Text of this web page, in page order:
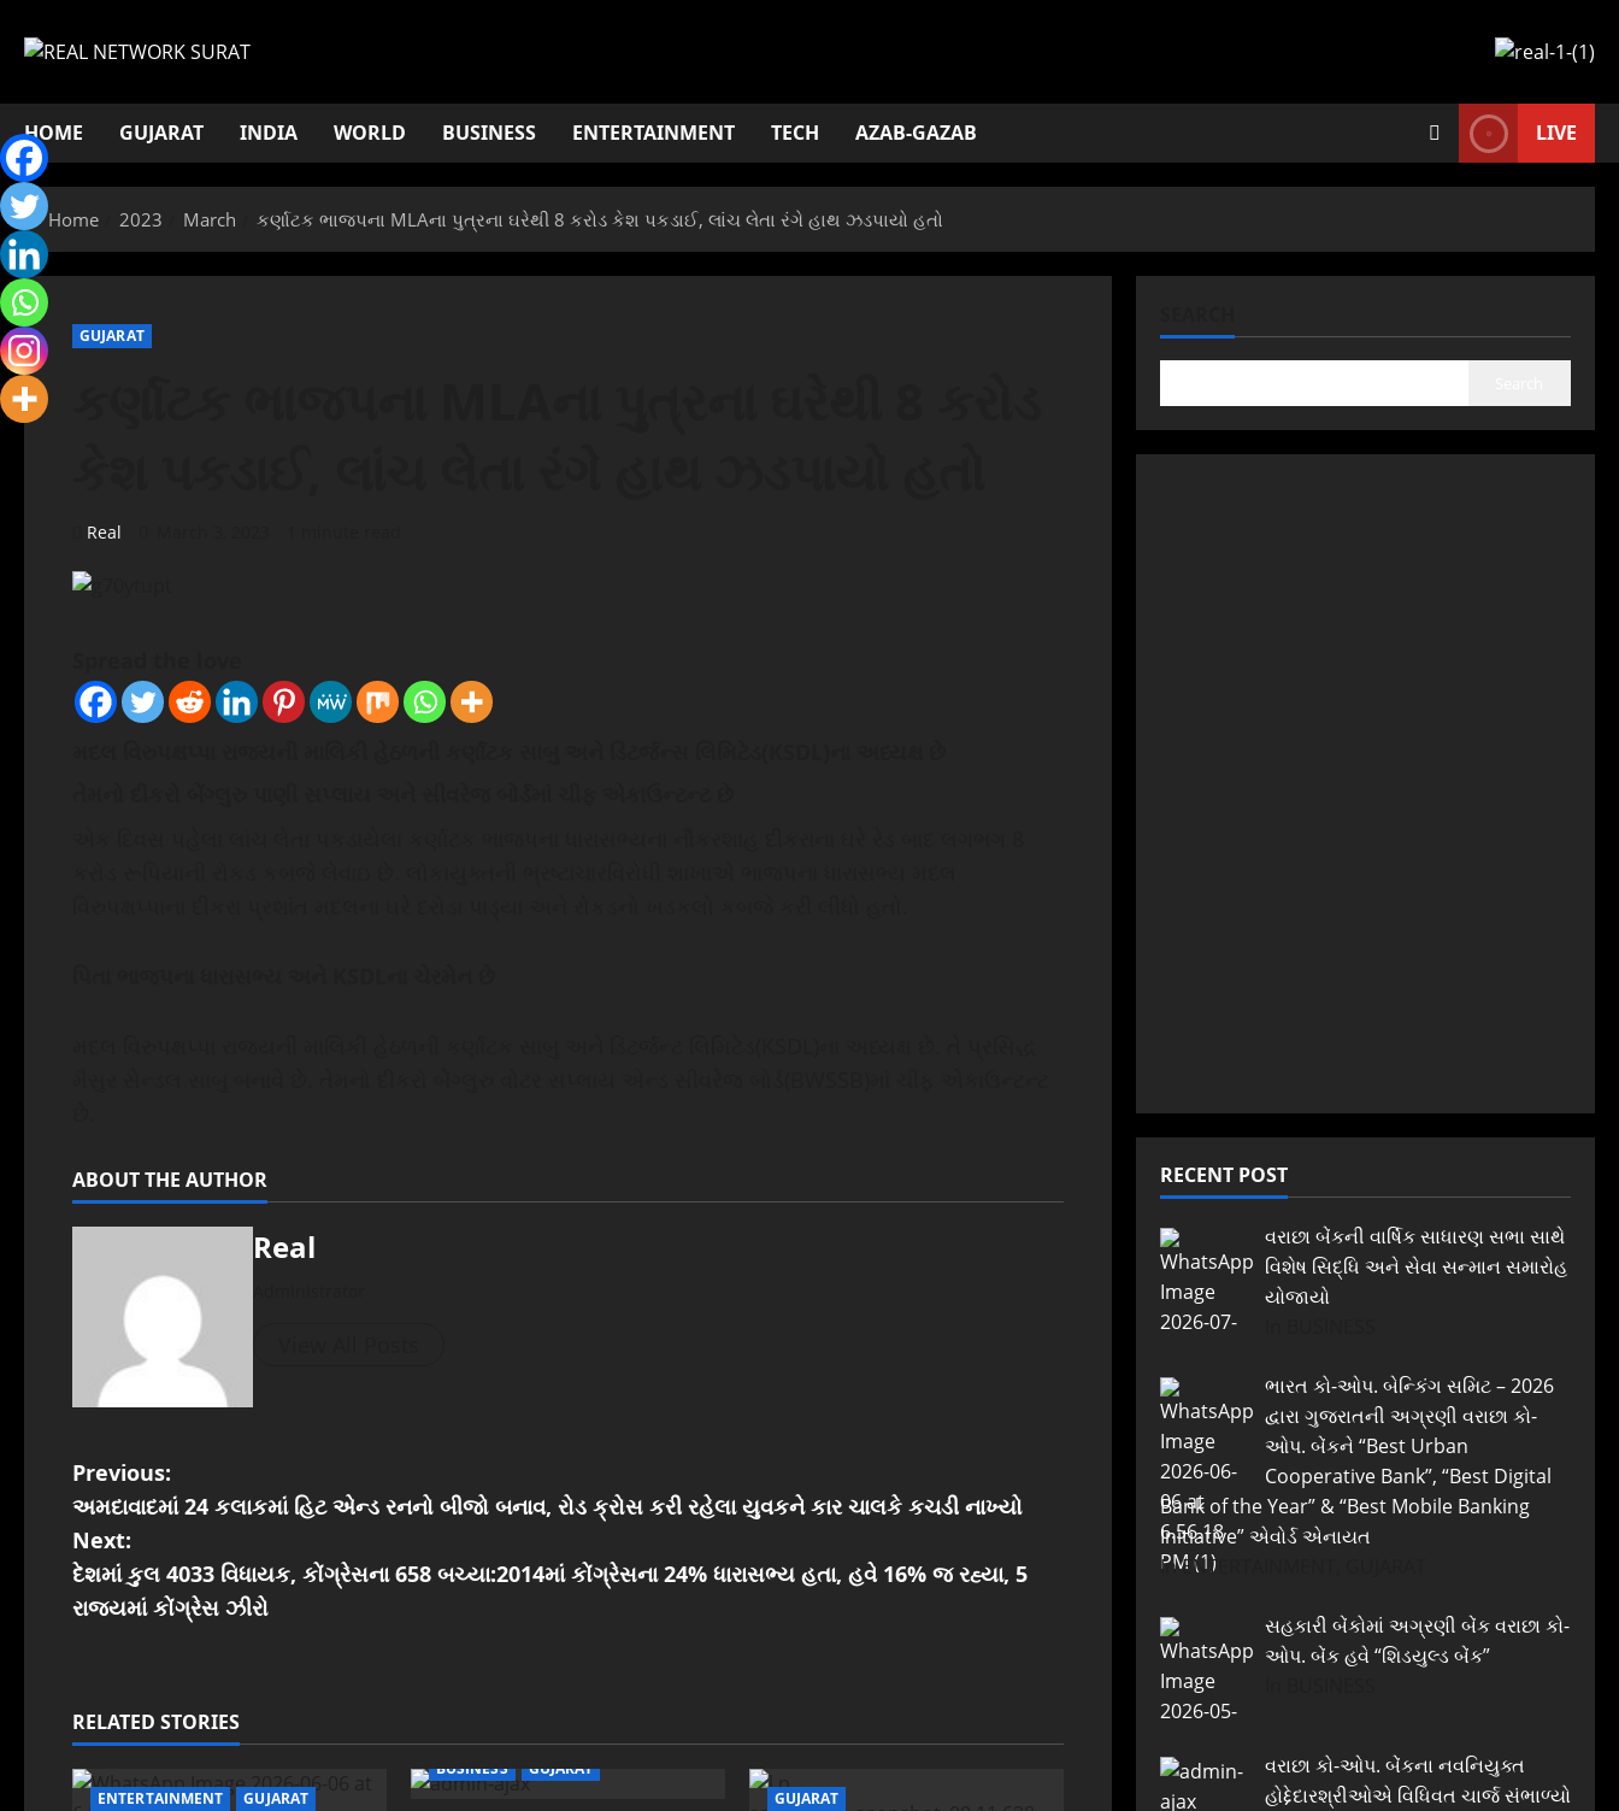
HOME GUJARAT INDIA WORLD BUSINESS ENTERTAINMENT TECH AZAB-GAZAB LIVE
Home 2023 March કર્ણાટક ભાજપના MLAના પુત્રના ઘરેથી 8 કરોડ કેશ પકડાઈ, લાંચ લેતા રંગે હાથ ઝડપાયો હતો
GUJARAT
Real
ABOUT THE AUTHOR
Real
P
o
s
t
a
v
Previous:
અમદાવાદમાં 24 કલાકમાં હિટ એન્ડ રનનો બીજો બનાવ, રોડ ક્રોસ કરી રહેલા યુવકને કાર ચાલકે કચડી નાખ્યો
Next:
દેશમાં કુલ 4033 વિધાયક, કોંગ્રેસના 658 બચ્યા:2014માં કોંગ્રેસના 24% ધારાસભ્ય હતા, હવે 16% જ રહ્યા, 5
રાજ્યમાં કોંગ્રેસ ઝીરો
RELATED STORIES
ENTERTAINMENT GUJARAT
BUSINESS GUJARAT
GUJARAT
RECENT POST
વરાછા બેંકની વાર્ષિક સાધારણ સભા સાથે
વિશેષ સિદ્ધિ અને સેવા સન્માન સમારોહ
યોજાયો
ભારત કો-ઓપ. બેન્કિંગ સમિટ – 2026
દ્વારા ગુજરાતની અગ્રણી વરાછા કો-
ઓપ. બેંકને “Best Urban
Cooperative Bank”, “Best Digital
Bank of the Year” & “Best Mobile Banking
Initiative” એવોર્ડ એનાયત
In ENTERTAINMENT, GUJARAT
સહકારી બેંકોમાં અગ્રણી બેંક વરાછા કો-
ઓપ. બેંક હવે “શિડયુલ્ડ બેંક”
વરાછા કો-ઓપ. બેંકના નવનિયુક્ત
હોદ્દેદારશ્રીઓએ વિધિવત ચાર્જ સંભાળ્યો